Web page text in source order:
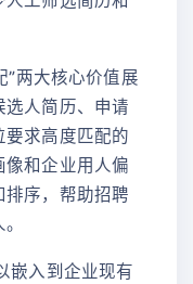
”两大核心价值展
人简历、申请
求高度匹配的
和企业用人偏
序，帮助招聘
嵌入到企业现有